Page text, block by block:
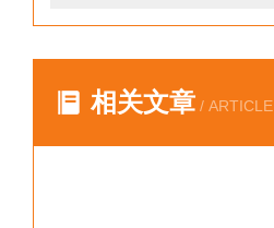
相关文章 / ARTICLE